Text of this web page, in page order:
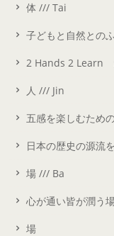
体 /// Tai
子どもと自然との
2 Hands 2 Learn
人 /// Jin
五感を楽しむため
日本の歴史の源流
場 /// Ba
心が通い皆が潤う
場